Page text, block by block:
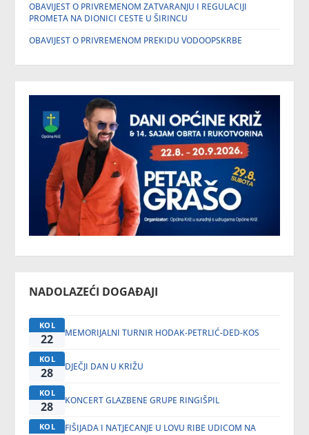
OBAVIJEST O PRIVREMENOM ZATVARANJU I REGULACIJI
PROMETA NA DIONICI CESTE U ŠIRINCU
OBAVIJEST O PRIVREMENOM PREKIDU VODOOPSKRBE
NADOLAZEĆI DOGAĐAJI
KOL
22 MEMORIJALNI TURNIR HODAK-PETRLIĆ-DED-KOS
KOL
28 DJEČJI DAN U KRIŽU
KOL
28 KONCERT GLAZBENE GRUPE RINGIŠPIL
KOL
FIŠIJADA I NATJECANJE U LOVU RIBE UDICOM NA